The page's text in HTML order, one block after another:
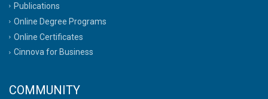
Publications
Online Degree Programs
Online Certificates
Cinnova for Business
COMMUNITY